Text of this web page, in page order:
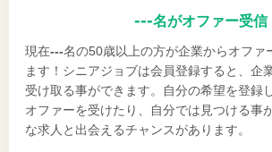
---名がオファー受信
現在---名の50歳以上の方が企業からオファ
ます！シニアジョブは会員登録すると、企
受け取る事ができます。自分の希望を登録
オファーを受けたり、自分では見つける事
な求人と出会えるチャンスがあります。